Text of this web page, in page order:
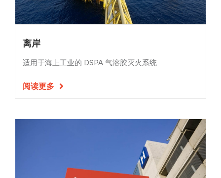
离岸
适用于海上工业的 DSPA 气溶胶灭火系统
阅读更多 